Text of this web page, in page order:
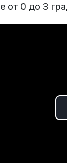
от 0 до 3